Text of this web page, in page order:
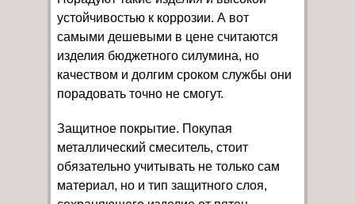
устойчивостью к коррозии. А вот
самыми дешевыми в цене считаются
изделия бюджетного силумина, но
качеством и долгим сроком службы они
порадовать точно не смогут.
Защитное покрытие. Покупая
металлический смеситель, стоит
обязательно учитывать не только сам
материал, но и тип защитного слоя,